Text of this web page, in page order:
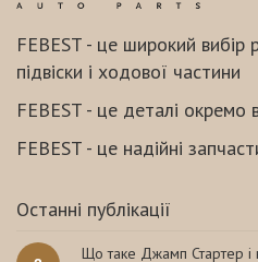
FEBEST - це широкий вибір
підвіски і ходової частини
FEBEST - це деталі окремо
FEBEST - це надійні
Останні публікації
Що таке Джамп Стартер і